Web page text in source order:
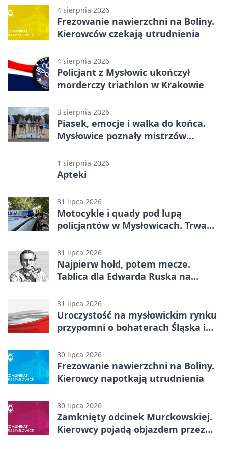
4 sierpnia 2026
Frezowanie nawierzchni na Boliny.
Kierowców czekają utrudnienia
4 sierpnia 2026
Policjant z Mysłowic ukończył
morderczy triathlon w Krakowie
3 sierpnia 2026
Piasek, emocje i walka do końca.
Mysłowice poznały mistrzów
1 sierpnia 2026
Apteki
31 lipca 2026
Motocykle i quady pod lupą
policjantów w Mysłowicach. Trwa
31 lipca 2026
Najpierw hołd, potem mecze.
Tablica dla Edwarda Ruska na
31 lipca 2026
Uroczystość na mysłowickim rynku
przypomni o bohaterach Śląska i
30 lipca 2026
Frezowanie nawierzchni na Boliny.
Kierowcy napotkają utrudnienia
30 lipca 2026
Zamknięty odcinek Murckowskiej.
Kierowcy pojadą objazdem przez